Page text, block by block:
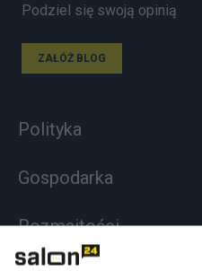
Podziel się swoją opinią
ZAŁÓŻ BLOG
Polityka
Gospodarka
Rozmaitości